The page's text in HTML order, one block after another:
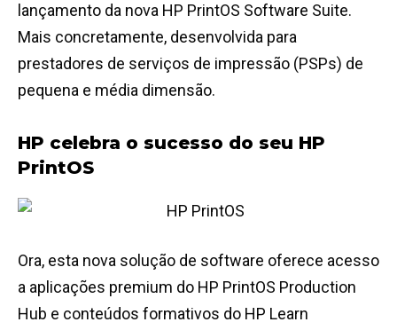
lançamento da nova HP PrintOS Software Suite.
Mais concretamente, desenvolvida para
prestadores de serviços de impressão (PSPs) de
pequena e média dimensão.
HP celebra o sucesso do seu HP
PrintOS
Ora, esta nova solução de software oferece acesso
a aplicações premium do HP PrintOS Production
Hub e conteúdos formativos do HP Learn